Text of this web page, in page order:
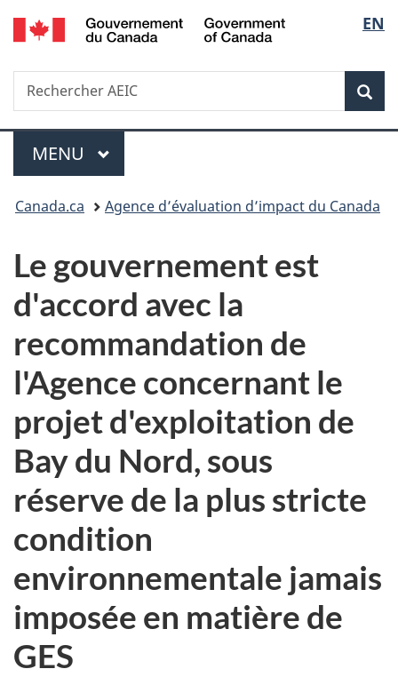
Passer
au
Passer
à
du
Passer
à
simplifiée
de
la
EN
Recherche
Rechercher
AEIC
Menu
MENU PRINCIPAL
Vous
ici :
Canada.ca Agence d’évaluation d’impact du Canada
Le gouvernement est
d'accord avec la
recommandation de
l'Agence concernant le
projet d'exploitation de
Bay du Nord, sous
réserve de la plus stricte
condition
environnementale jamais
imposée en matière de
GES